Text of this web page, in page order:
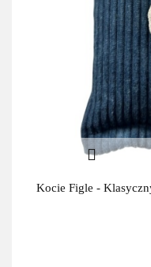
Kocie Figle -